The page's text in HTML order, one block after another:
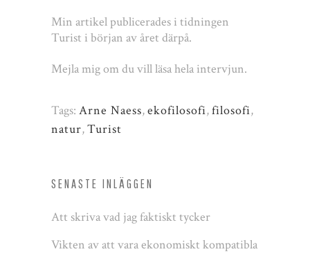
Min artikel publicerades i tidningen
Turist i början av året därpå.
Mejla mig om du vill läsa hela intervjun.
Tags: Arne Naess,ekofilosofi,filosofi,
natur,Turist
SENASTE INLÄGGEN
Att skriva vad jag faktiskt tycker
Vikten av att vara ekonomiskt kompatibla